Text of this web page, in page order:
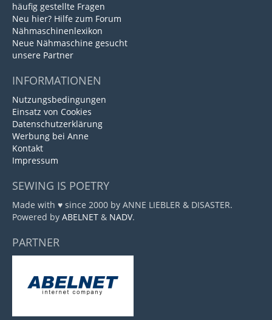
häufig gestellte Fragen
Neu hier? Hilfe zum Forum
Nähmaschinenlexikon
Neue Nähmaschine gesucht
unsere Partner
INFORMATIONEN
Nutzungsbedingungen
Einsatz von Cookies
Datenschutzerklärung
Werbung bei Anne
Kontakt
Impressum
SEWING IS POETRY
Made with ♥ since 2000 by ANNE LIEBLER & DISASTER.
Powered by ABELNET & NADV.
PARTNER